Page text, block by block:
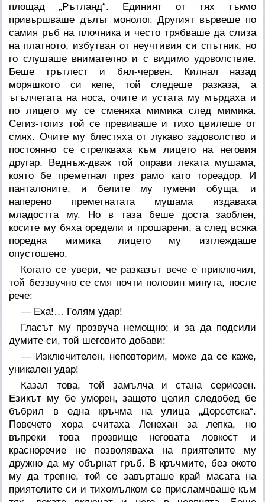
площад „Рътланд“. Единият от тях тъкмо
привършваше дълъг монолог. Другият вървеше по
самия ръб на плочника и често трябваше да слиза
на платното, избутван от неучтивия си спътник, но
го слушаше внимателно и с видимо удоволствие.
Беше трътлест и бял-червен. Килнал назад
моряшкото си кепе, той следеше разказа, а
ъгълчетата на носа, очите и устата му мърдаха и
по лицето му се сменяха мимика след мимика.
Сегиз-тогиз той се превиваше и тихо цвилеше от
смях. Очите му блестяха от лукаво задоволство и
постоянно се стрелкваха към лицето на неговия
другар. Веднъж-дваж той оправи леката мушама,
която бе преметнал през рамо като тореадор. И
панталоните, и белите му гумени обуща, и
наперено преметнатата мушама издаваха
младостта му. Но в таза беше доста заоблен,
косите му бяха оредели и прошарени, а след всяка
поредна мимика лицето му изглеждаше
опустошено.
Когато се увери, че разказът вече е приключил,
той беззвучно се смя почти половин минута, после
рече:
— Еха!… Голям удар!
Гласът му прозвуча немощно; и за да подсили
думите си, той шеговито добави:
— Изключителен, неповторим, може да се каже,
уникален удар!
Казал това, той замълча и стана сериозен.
Езикът му бе уморен, защото целия следобед бе
бъбрил в една кръчма на улица „Дорсетска“.
Повечето хора считаха Ленехан за лепка, но
въпреки това прозвище неговата ловкост и
красноречие не позволяваха на приятелите му
дружно да му обърнат гръб. В кръчмите, без окото
му да трепне, той се завърташе край масата на
приятелите си и тихомълком се присламчваше към